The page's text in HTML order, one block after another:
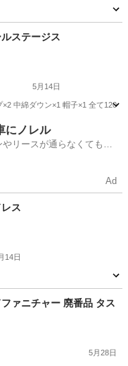
ステージス
5月14日
中綿ダウン×1 帽子×1 全て120
にノレル
リースが通らなくてもク
Ad
ス
14日
ァニチャー 廃番品 タス
5月28日